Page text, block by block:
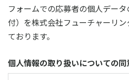
フォームでの応募者の個人デー
付）を株式会社フューチャーリ
ております。
個人情報の取り扱いについての同